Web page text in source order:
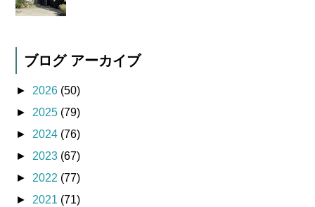
ブログ アーカイブ
► 2026 (50)
► 2025 (79)
► 2024 (76)
► 2023 (67)
► 2022 (77)
► 2021 (71)